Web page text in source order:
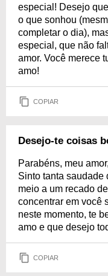
especial! Desejo
o que sonhou
completar o dia),
especial, que não
amor. Você merece
amo!
COPIAR
Desejo-te coisas
Parabéns, meu
Sinto tanta saudade
meio a um recado
concentrar em você
neste momento, te
amo e que desejo
COPIAR